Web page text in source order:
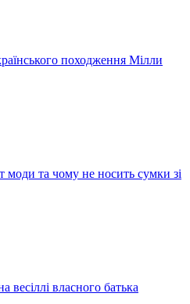
походження Мілли
моди та чому не носить сумки зі
весіллі власного батька